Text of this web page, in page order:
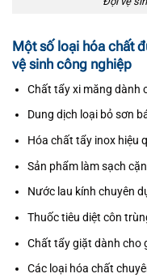
Một số loại hóa chất
vệ sinh công nghiệp
Chất tẩy xi măng dành
Dung dịch loại bỏ sơn
Hóa chất tẩy inox hiệu
Sản phẩm làm sạch
Nước lau kính chuyên
Thuốc tiêu diệt côn
Chất tẩy giặt dành cho
Các loại hóa chất